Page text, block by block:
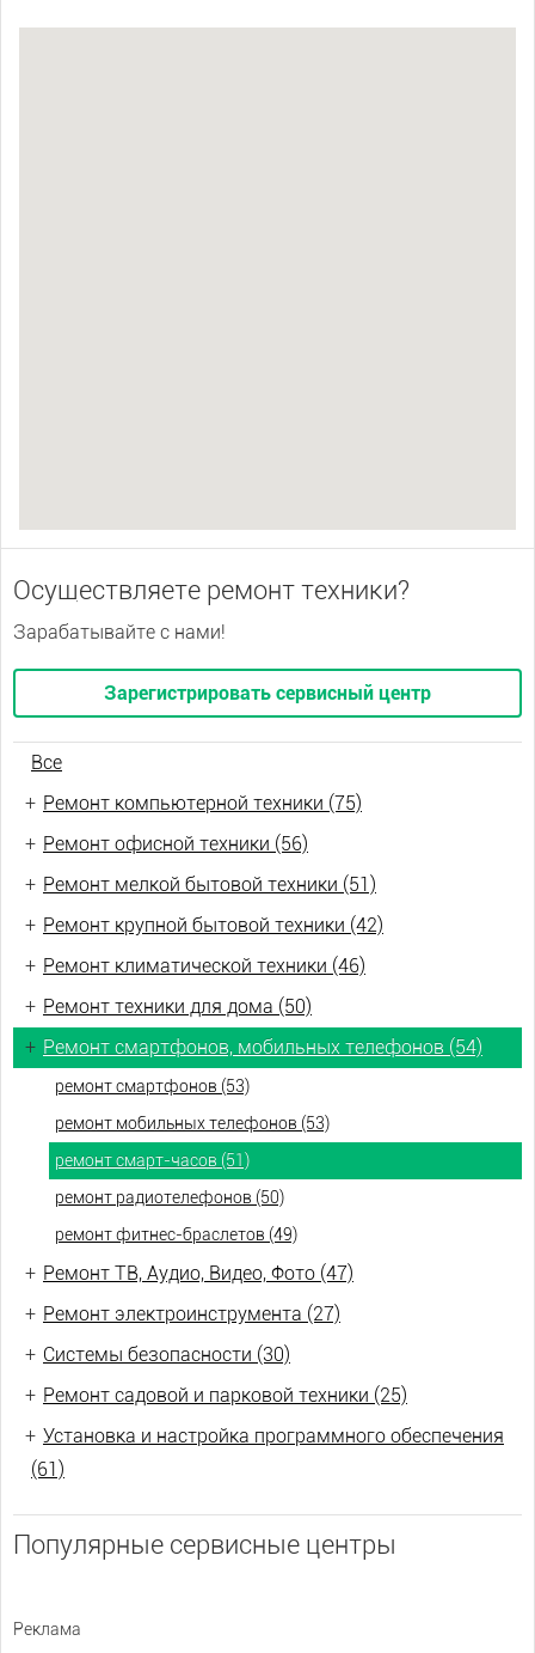
Осуществляете ремонт техники?
Зарабатывайте с нами!
Зарегистрировать сервисный центр
Все
+ Ремонт компьютерной техники (75)
+ Ремонт офисной техники (56)
+ Ремонт мелкой бытовой техники (51)
+ Ремонт крупной бытовой техники (42)
+ Ремонт климатической техники (46)
+ Ремонт техники для дома (50)
+ Ремонт смартфонов, мобильных телефонов (54)
ремонт смартфонов (53)
ремонт мобильных телефонов (53)
ремонт смарт-часов (51)
ремонт радиотелефонов (50)
ремонт фитнес-браслетов (49)
+ Ремонт ТВ, Аудио, Видео, Фото (47)
+ Ремонт электроинструмента (27)
+ Системы безопасности (30)
+ Ремонт садовой и парковой техники (25)
+ Установка и настройка программного обеспечения
(61)
Популярные сервисные центры
Реклама